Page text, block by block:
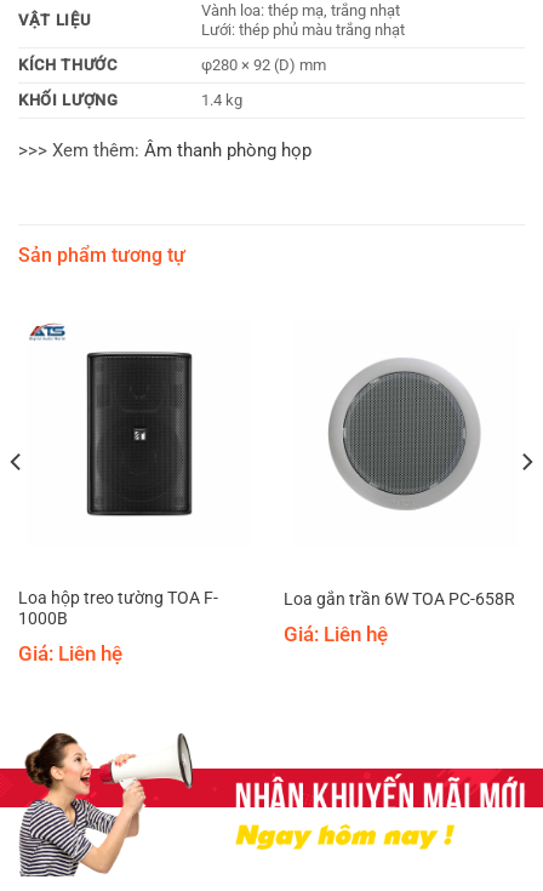
VẬT LIỆU
Vành loa: thép mạ, trắng nhạt
Lưới: thép phủ màu trắng nhạt
KÍCH THƯỚC
φ280 × 92 (D) mm
KHỐI LƯỢNG
1.4 kg
>>> Xem thêm: Âm thanh phòng họp
Sản phẩm tương tự
Loa hộp treo tường TOA F-
1000B
Giá: Liên hệ
Loa gắn trần 6W TOA PC-658R
Giá: Liên hệ